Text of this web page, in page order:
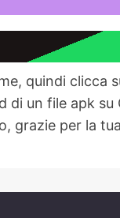
quindi
di un file apk
grazie per la